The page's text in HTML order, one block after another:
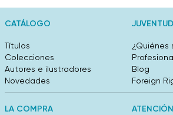
CATÁLOGO
Títulos
Colecciones
Autores e ilustradores
Novedades
JUVENTUD
¿Quiénes
Blog
Foreign
LA COMPRA